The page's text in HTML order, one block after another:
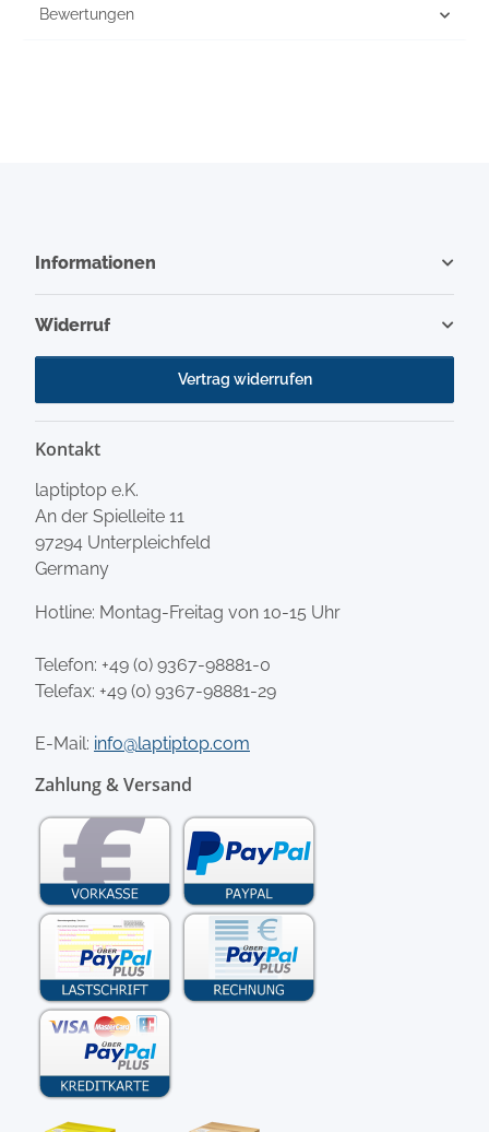
Bewertungen
Informationen
Widerruf
Vertrag widerrufen
Kontakt
laptiptop e.K.
An der Spielleite 11
97294 Unterpleichfeld
Germany
Hotline: Montag-Freitag von 10-15 Uhr
Telefon: +49 (0) 9367-98881-0
Telefax: +49 (0) 9367-98881-29
E-Mail: info@laptiptop.com
Zahlung & Versand